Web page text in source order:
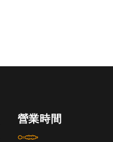
營業時間